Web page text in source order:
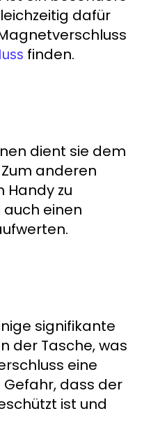
dafür
finden.
dient sie dem
anderen
Handy zu
einen
signifikante
der Tasche, was
eine
dass der
ist und